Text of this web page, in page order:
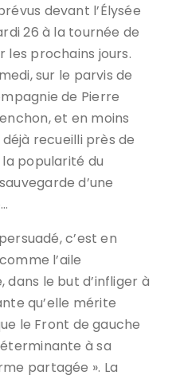
devant l’Élysée
26 à la tournée de
les prochains jours.
sur le parvis de
de Pierre
et en moins
déjà recueilli près de
la popularité du
d’une
c’est en
l’aile
le but d’infliger à
qu’elle mérite
le Front de gauche
à sa
partagée ». La